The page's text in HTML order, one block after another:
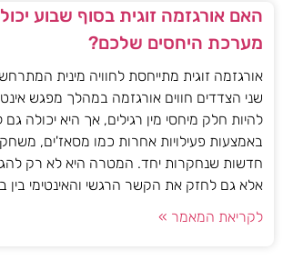
האם אורגזמה זוגית בסוף שבוע
מערכת היחסים שלכם?
אורגזמה זוגית מתייחסת לחוויה מינית
שני הצדדים חווים אורגזמה במהלך מפגש
להיות חלק מיחסי מין רגילים, אך היא יכולה
באמצעות פעילויות אחרות כמו מסאז'ים, משחקים
חדשות שנחקרות יחד. המטרה היא לא רק
אלא גם לחזק את הקשר הרגשי והאינטימי בין
לקריאת המאמר »